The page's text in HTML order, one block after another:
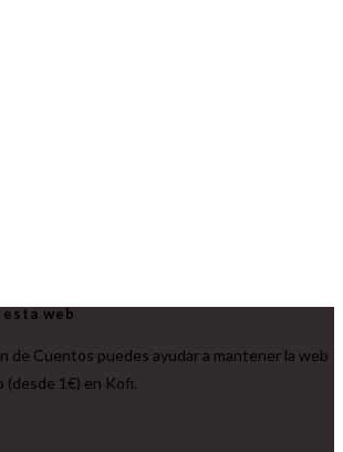
web
de Cuentos puedes ayudar a mantener la web
(desde 1€) en Kofi.